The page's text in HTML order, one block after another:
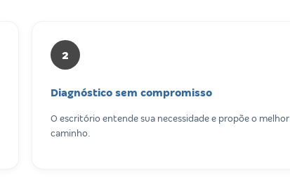
2
Diagnóstico sem compromisso
O escritório entende sua necessidade e propõe o melhor
caminho.